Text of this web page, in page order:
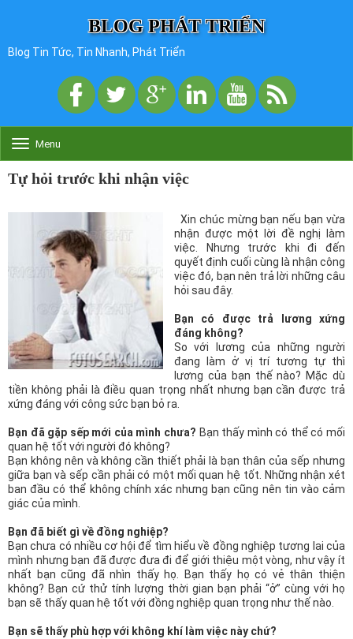
BLOG PHÁT TRIỂN
Blog Tin Tức, Tin Nhanh, Phát Triển
o
g
g
e
n
a
v
i
g
t
i
o
n
Menu
Tự hỏi trước khi nhận việc
Xin chúc mừng bạn nếu bạn vừa
nhận được một lời đề nghị làm
việc. Nhưng trước khi đi đến
quyết định cuối cùng là nhận công
việc đó, bạn nên trả lời những câu
hỏi sau đây.
Bạn có được trả lương xứng
đáng không?
So với lương của những người
đang làm ở vị trí tương tự thì
lương của bạn thế nào? Mặc dù
tiền không phải là điều quan trọng nhất nhưng bạn cần được trả
xứng đáng với công sức bạn bỏ ra.
Bạn đã gặp sếp mới của mình chưa? Bạn thấy mình có thể có mối
quan hệ tốt với người đó không?
Bạn không nên và không cần thiết phải là bạn thân của sếp nhưng
giữa bạn và sếp cần phải có một mối quan hệ tốt. Những nhận xét
ban đầu có thể không chính xác nhưng bạn cũng nên tin vào cảm
giác của mình.
Bạn đã biết gì về đồng nghiệp?
Bạn chưa có nhiều cơ hội để tìm hiểu về đồng nghiệp tương lai của
mình nhưng bạn đã được đưa đi để giới thiệu một vòng, như vậy ít
nhất bạn cũng đã nhìn thấy họ. Bạn thấy họ có vẻ thân thiện
không? Bạn cứ thử tính lượng thời gian bạn phải “ở” cùng với họ
bạn sẽ thấy quan hệ tốt với đồng nghiệp quan trọng như thế nào.
Bạn sẽ thấy phù hợp với không khí làm việc này chứ?